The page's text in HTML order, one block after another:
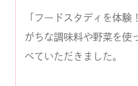
「フードスタディを体験
がちな調味料や野菜を使
べていただきました。